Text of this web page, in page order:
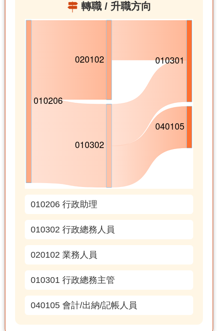
轉職 / 升職方向
010206 行政助理
010302 行政總務人員
020102 業務人員
010301 行政總務主管
040105 會計/出納/記帳人員